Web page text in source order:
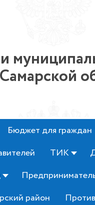
Бюджет для граждан
ТИК
район